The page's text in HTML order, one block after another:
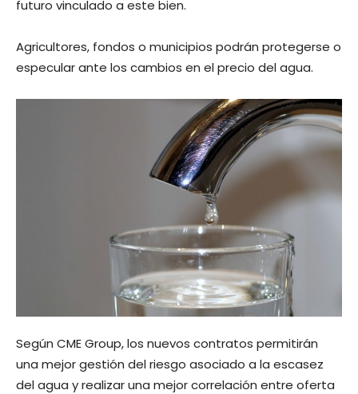
futuro vinculado a este bien.
Agricultores, fondos o municipios podrán protegerse o
especular ante los cambios en el precio del agua.
Según CME Group, los nuevos contratos permitirán
una mejor gestión del riesgo asociado a la escasez
del agua y realizar una mejor correlación entre oferta